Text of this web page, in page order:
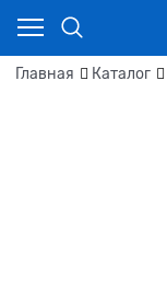
Главная Каталог